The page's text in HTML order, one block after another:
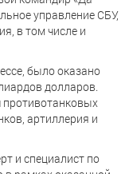
управление СБУ,
в том числе и
было оказано
долларов.
артиллерия и
и специалист по